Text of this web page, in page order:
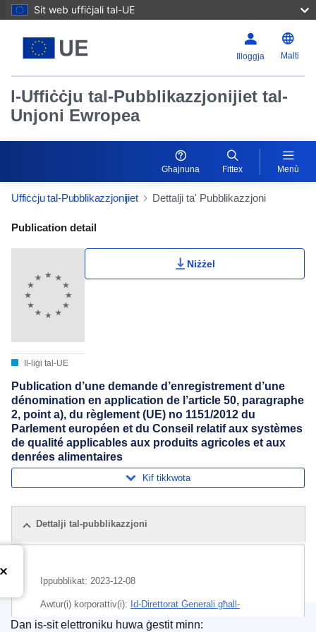
Sit web uffiċjali tal-UE
Illoggja Malti
l-Uffiċċju tal-Pubblikazzjonijiet tal-
Unjoni Ewropea
Għajnuna Fittex Menù
Uffiċċju tal-Pubblikazzjonijiet Dettalji ta' Pubblikazzjoni
Publication Detail Actions Portlet
Publication detail
Il-liġi tal-UE
Niżżel
Publication d’une demande d’enregistrement d’une
dénomination en application de l’article 50, paragraphe
2, point a), du règlement (UE) no 1151/2012 du
Parlement européen et du Conseil relatif aux systèmes
de qualité applicables aux produits agricoles et aux
denrées alimentaires
Kif tikkwota
Dettalji tal-pubblikazzjoni
Ippubblikat: 2023-12-08
Awtur(i) korporattiv(i): Id-Direttorat Ġenerali għall-
Agrikoltura u l-Iżvilupp Rurali(Il-Kummissjoni Ewropea
Dan is-sit elettroniku huwa ġestit minn: